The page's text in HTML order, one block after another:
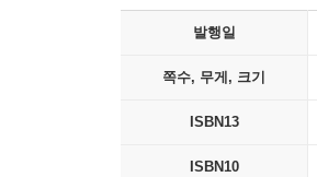
발행일
쪽수, 무게, 크기
ISBN13
ISBN10